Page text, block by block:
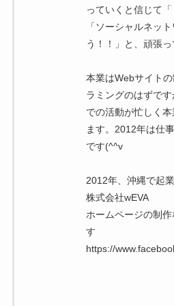
っていくと信じて
「ソーシャルネッ
う！！」と、頑張っ
本業はWebサイト
ラミングのはずで
での活動が忙しく
ます。2012年は仕
です(^^v
2012年、沖縄で起
株式会社wEVA
ホームページの制
す
https://